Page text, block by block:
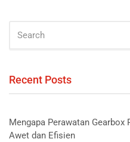
FOR:
Recent Posts
Mengapa Perawatan
Awet dan Efisien